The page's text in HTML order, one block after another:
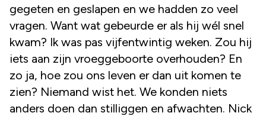
gegeten en geslapen en we hadden zo veel
vragen. Want wat gebeurde er als hij wél snel
kwam? Ik was pas vijfentwintig weken. Zou hij
iets aan zijn vroeggeboorte overhouden? En
zo ja, hoe zou ons leven er dan uit komen te
zien? Niemand wist het. We konden niets
anders doen dan stilliggen en afwachten. Nick